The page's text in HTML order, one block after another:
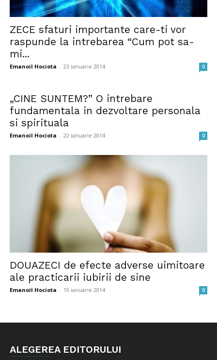
ZECE sfaturi importante care-ti vor
raspunde la intrebarea “Cum pot sa-
mi...
Emanoil Hociota - 23 ianuarie 2014 0
„CINE SUNTEM?” O intrebare
fundamentala in dezvoltare personala
si spirituala
Emanoil Hociota - 22 ianuarie 2014 0
DOUAZECI de efecte adverse uimitoare
ale practicarii iubirii de sine
Emanoil Hociota - 19 ianuarie 2014 0
ALEGEREA EDITORULUI